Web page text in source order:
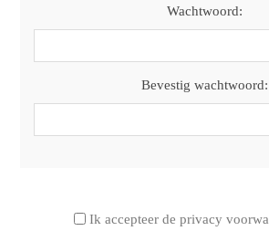
Wachtwoord:
Bevestig wachtwoord:
Ik accepteer de privacy